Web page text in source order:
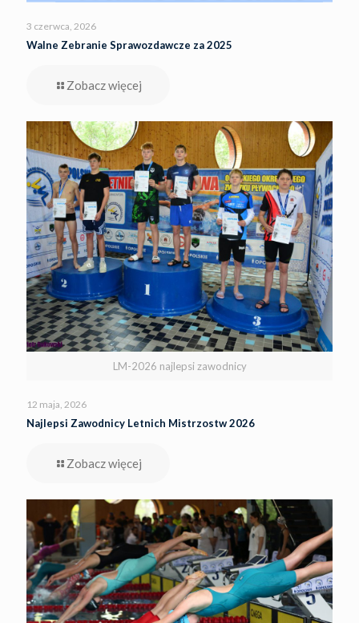
3 czerwca, 2026
Walne Zebranie Sprawozdawcze za 2025
Zobacz więcej
LM-2026 najlepsi zawodnicy
12 maja, 2026
Najlepsi Zawodnicy Letnich Mistrzostw 2026
Zobacz więcej